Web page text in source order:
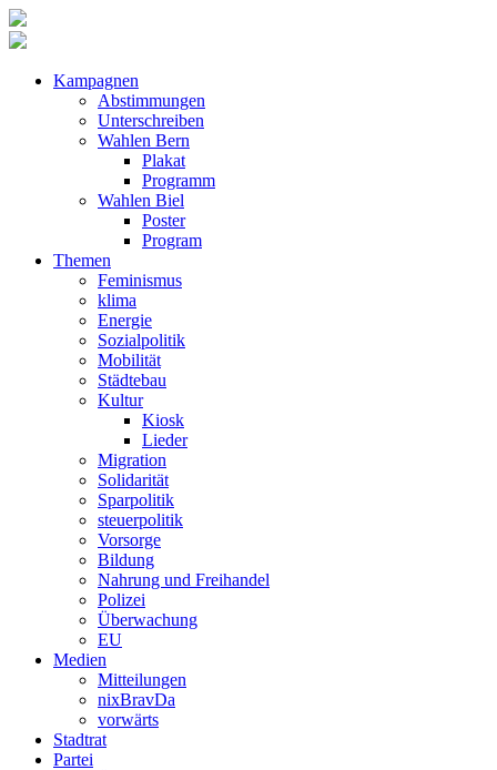
Kampagnen
Abstimmungen
Unterschreiben
Wahlen Bern
Plakat
Programm
Wahlen Biel
Poster
Program
Themen
Feminismus
klima
Energie
Sozialpolitik
Mobilität
Städtebau
Kultur
Kiosk
Lieder
Migration
Solidarität
Sparpolitik
steuerpolitik
Vorsorge
Bildung
Nahrung und Freihandel
Polizei
Überwachung
EU
Medien
Mitteilungen
nixBravDa
vorwärts
Stadtrat
Partei